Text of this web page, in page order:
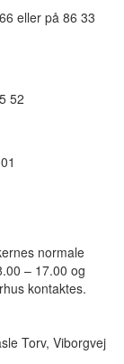
eller på 86 33
52
normale
– 17.00 og
kontaktes.
Torv, Viborgvej